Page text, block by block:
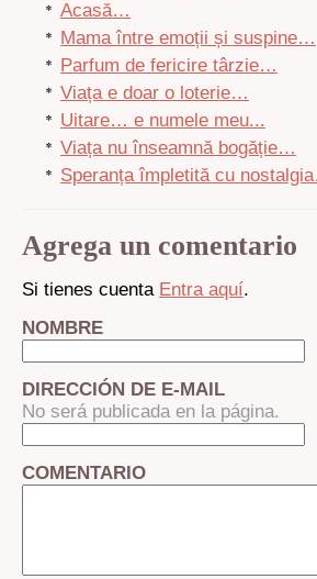
Acasă…
Mama între emoții și suspine…
Parfum de fericire târzie…
Viața e doar o loterie…
Uitare… e numele meu...
Viața nu înseamnă bogăție…
Speranța împletită cu
Agrega un comentario
Si tienes cuenta Entra aquí.
NOMBRE
DIRECCIÓN DE E-MAIL
No será publicada en la página.
COMENTARIO